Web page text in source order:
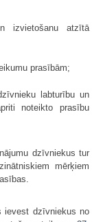
izvietošanu atzītā
prasībām;
labturību un
noteikto prasību
dzīvniekus tur
mērķiem
ievest dzīvniekus no